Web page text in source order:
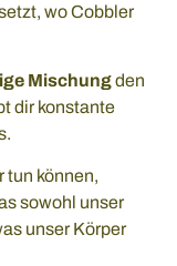
wo Cobbler
Mischungden
dir konstante
tun können,
sowohl unser
unser Körper